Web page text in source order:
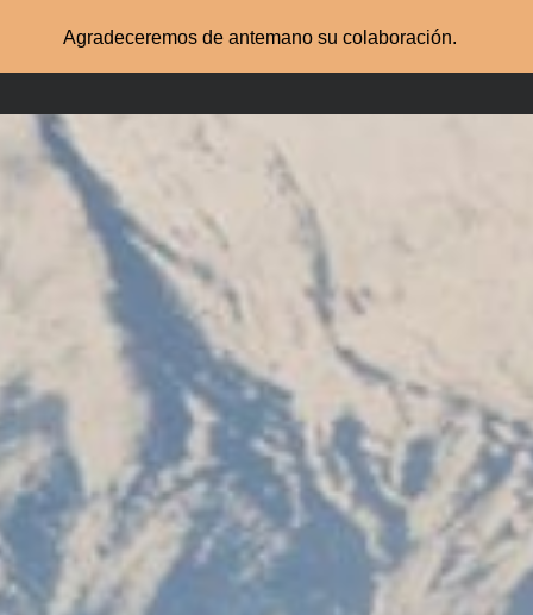
Agradeceremos de antemano su colaboración.